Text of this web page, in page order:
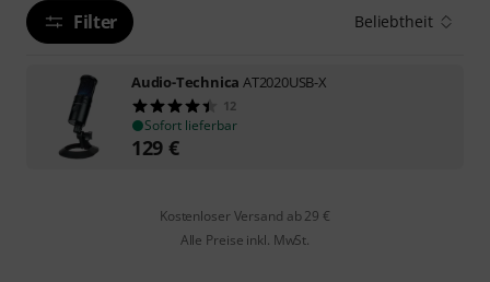
Filter Beliebtheit
Audio-Technica AT2020USB-X
12
Sofort lieferbar
129 €
Kostenloser Versand ab 29 €
Alle Preise inkl. MwSt.